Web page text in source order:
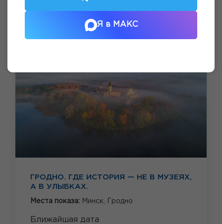
ГРОДНО. ГДЕ ИСТОРИЯ — НЕ В МУЗЕЯХ,
А В УЛЫБКАХ.
Места показа: Минск, Гродно
Ближайшая дата
Я в МАКС